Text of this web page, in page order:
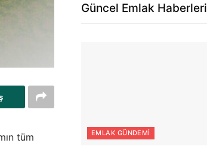
tüm
Güncel Emlak Haberleri
EMLAK GÜNDEMI